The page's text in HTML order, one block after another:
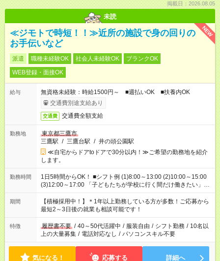
掲載日：2026.08.05
未読
NEW
≪ジモトで時短！！≫近所の施設で身の回りの
お手伝いなど
派遣 職種未経験OK 社会人未経験OK
ブランクOK
WEB登録・面接OK
給与
無資格未経験：時給1500円～ ■週払いOK ■扶養内OK
交通費別途支給あり
交通費 交通費全額支給
勤務地
東京都三鷹市
三鷹駅 / 三鷹台駅 / 井の頭公園駅
≪自宅からドアtoドアで30分以内！≫ご希望の勤務地を紹介
します。
勤務時間
1日5時間からOK！ ■シフト例 (1)8:00～13:00 (2)10:00～15:00
(3)12:00～17:00 「子どもたちが学校に行く間だけ働きたい」
「余裕を持って夕飯の準備がしたい」 「午前中は働いて、午後
はプライベートの時間にしたい」 など、ご希望を教えてくださ
いね。 ※Wワーク希望の方へ 今ご覧のお仕事で希望する勤務時
間と、もう1つのお仕事の勤務時間。 合計で週40時間を超える
場合は応募できません。
期間
【積極採用中！】＊1年以上勤務している方が多数！ご応募から
最短2～3日後の就業も相談可能です！
特徴 履歴書不要 / 40～50代活躍中 / 服装自由 / シフト勤務 / 10名以
上の大量募集 / 電話対応なし / パソコンスキル不要
気になる！ 応募する 詳細へ